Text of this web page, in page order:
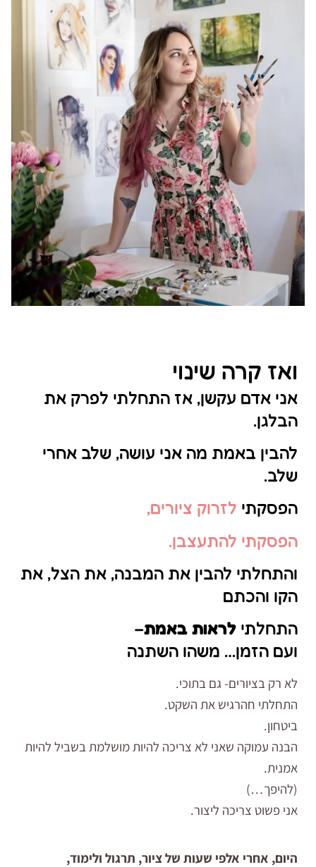
ואז קרה שינוי
אני אדם עקשן, אז התחלתי לפרק את
הבלגן.
להבין באמת מה אני עושה, שלב אחרי
שלב.
הפסקתי לזרוק ציורים,
הפסקתי להתעצבן.
והתחלתי להבין את המבנה, את הצל, את
הקו והכתם
התחלתי לראות באמת–
ועם הזמן… משהו השתנה
לא רק בציורים- גם בתוכי.
התחלתי חהרגיש את השקט.
ביטחון.
הבנה עמוקה שאני לא צריכה להיות מושלמת בשביל להיות
אמנית.
(להיפך…)
אני פשוט צריכה ליצור.
היום, אחרי אלפי שעות של ציור, תרגול ולימוד,